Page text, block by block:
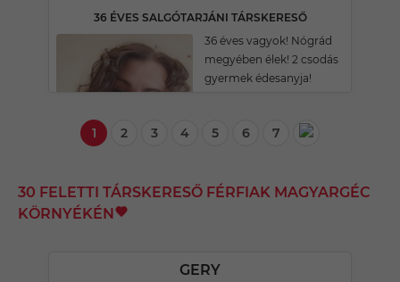
36 ÉVES SALGÓTARJÁNI TÁRSKERESŐ
36 éves vagyok! Nógrád
megyében élek! 2 csodás
gyermek édesanyja!
1 2 3 4 5 6 7
30 FELETTI TÁRSKERESŐ FÉRFIAK MAGYARGÉC
KÖRNYÉKÉN
GERY